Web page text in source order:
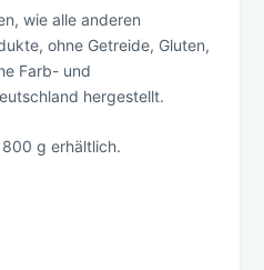
wie alle anderen
ohne Getreide, Gluten,
Farb- und
hergestellt.
g erhältlich.